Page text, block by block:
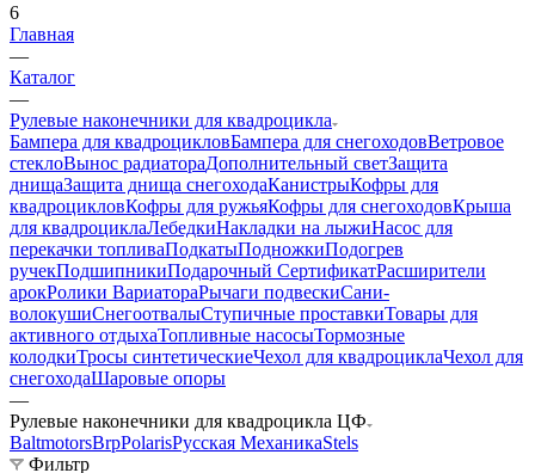
6
Главная
—
Каталог
—
Рулевые наконечники для квадроцикла
Бампера для квадроцикловБампера для снегоходовВетровое
стеклоВынос радиатораДополнительный светЗащита
днищаЗащита днища снегоходаКанистрыКофры для
квадроцикловКофры для ружьяКофры для снегоходовКрыша
для квадроциклаЛебедкиНакладки на лыжиНасос для
перекачки топливаПодкатыПодножкиПодогрев
ручекПодшипникиПодарочный СертификатРасширители
арокРолики ВариатораРычаги подвескиСани-
волокушиСнегоотвалыСтупичные проставкиТовары для
активного отдыхаТопливные насосыТормозные
колодкиТросы синтетическиеЧехол для квадроциклаЧехол для
снегоходаШаровые опоры
—
Рулевые наконечники для квадроцикла ЦФ
BaltmotorsBrpPolarisРусская МеханикаStels
Фильтр